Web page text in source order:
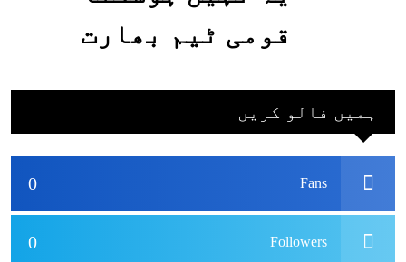
قومی ٹیم بھارت
بھارتی ٹیم پاکستان
نہ آئے، محسن نقوی
ہمیں فالو کریں
0 Fans
0 Followers